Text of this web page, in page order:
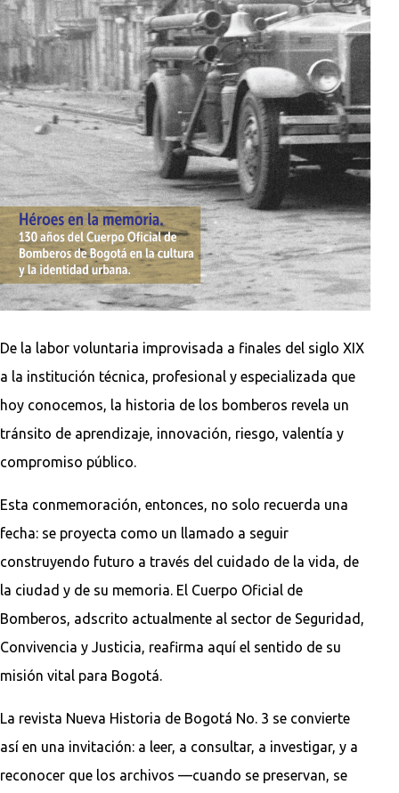
De la labor voluntaria improvisada a finales del siglo XIX
a la institución técnica, profesional y especializada que
hoy conocemos, la historia de los bomberos revela un
tránsito de aprendizaje, innovación, riesgo, valentía y
compromiso público.
Esta conmemoración, entonces, no solo recuerda una
fecha: se proyecta como un llamado a seguir
construyendo futuro a través del cuidado de la vida, de
la ciudad y de su memoria. El Cuerpo Oficial de
Bomberos, adscrito actualmente al sector de Seguridad,
Convivencia y Justicia, reafirma aquí el sentido de su
misión vital para Bogotá.
La revista Nueva Historia de Bogotá No. 3 se convierte
así en una invitación: a leer, a consultar, a investigar, y a
reconocer que los archivos —cuando se preservan, se